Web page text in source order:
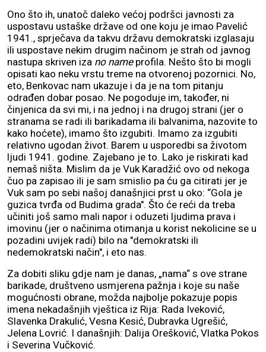
Ono što ih, unatoč daleko većoj podršci javnosti za
uspostavu ustaške države od one koju je imao Pavelić
1941., sprječava da takvu državu demokratski izglasaju
ili uspostave nekim drugim načinom je strah od javnog
nastupa skriven iza no nameprofila. Nešto što bi mogli
opisati kao neku vrstu treme na otvorenoj pozornici. No,
eto, Benkovac nam ukazuje i da je na tom pitanju
odrađen dobar posao. Ne pogoduje im, također, ni
činjenica da svi mi, i na jednoj i na drugoj strani (jer o
stranama se radi ili barikadama ili balvanima, nazovite to
kako hoćete), imamo što izgubiti. Imamo za izgubiti
relativno ugodan život. Barem u usporedbi sa životom
ljudi 1941. godine. Zajebano je to. Lako je riskirati kad
nemaš ništa. Mislim da je Vuk Karadžić ovo od nekoga
čuo pa zapisao ili je sam smislio pa ću ga citirati jer je
Vuk sam po sebi našoj današnjici prst u oko: “Gola je
guzica tvrđa od Budima grada". Što će reći da treba
učiniti još samo mali napor i oduzeti ljudima prava i
imovinu (jer o načinima otimanja u korist nekolicine se u
pozadini uvijek radi) bilo na "demokratski ili
nedemokratski način", i eto nas.
Za dobiti sliku gdje nam je danas, „nama“ s ove strane
barikade, društveno usmjerena pažnja i koje su naše
mogućnosti obrane, možda najbolje pokazuje popis
imena nekadašnjih vještica iz Rija: Rada Iveković,
Slavenka Drakulić, Vesna Kesić, Dubravka Ugrešić,
Jelena Lovrić. I današnjih: Dalija Orešković, Vlatka Pokos
i Severina Vučković.